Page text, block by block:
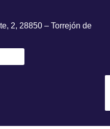
2, 28850 – Torrejón de